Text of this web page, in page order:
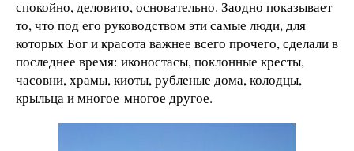
спокойно, деловито, основательно. Заодно показывает
то, что под его руководством эти самые люди, для
которых Бог и красота важнее всего прочего, сделали в
последнее время: иконостасы, поклонные кресты,
часовни, храмы, киоты, рубленые дома, колодцы,
крыльца и многое-многое другое.